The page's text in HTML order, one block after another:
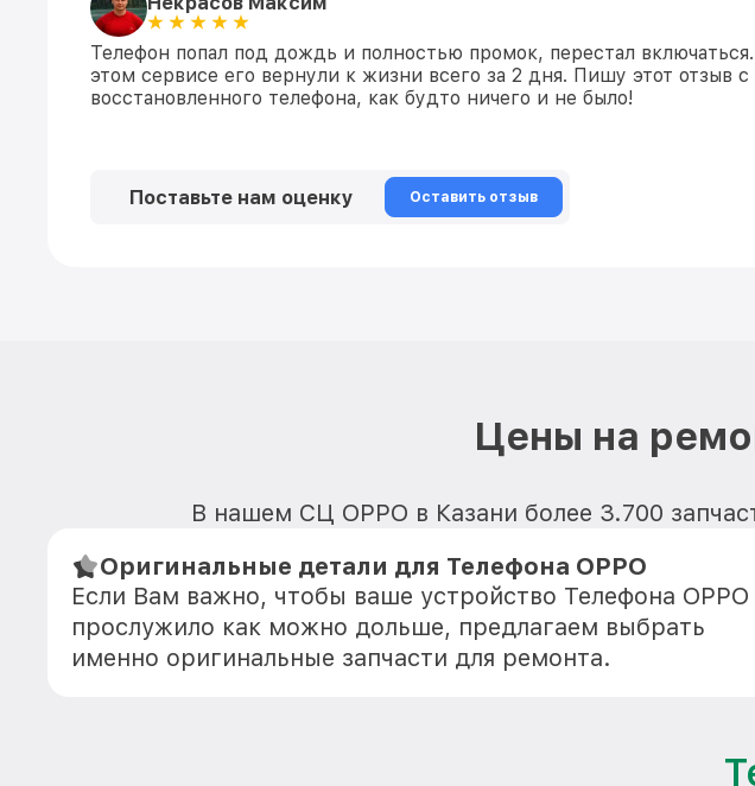
Телефон попал под дождь и полностью промок, перестал
этом сервисе его вернули к жизни всего за 2 дня. Пишу этот отзыв с
восстановленного телефона, как будто ничего и не было!
Поставьте нам оценку Оставить отзыв
Цены на
В нашем СЦ OPPO в Казани более 3.700
Оригинальные детали для Телефона OPPO
Если Вам важно, чтобы ваше устройство Телефона OPPO
прослужило как можно дольше, предлагаем выбрать
именно оригинальные запчасти для ремонта.